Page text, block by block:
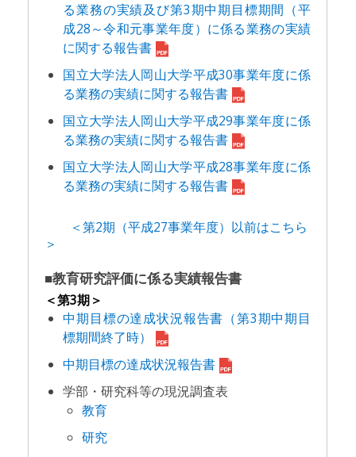
る業務の実績及び第3期中期目標期間（平
成28～令和元事業年度）に係る業務の実績
に関する報告書
国立大学法人岡山大学平成30事業年度に係
る業務の実績に関する報告書
国立大学法人岡山大学平成29事業年度に係
る業務の実績に関する報告書
国立大学法人岡山大学平成28事業年度に係
る業務の実績に関する報告書
＜第2期（平成27事業年度）以前はこちら
＞
■教育研究評価に係る実績報告書
＜第3期＞
中期目標の達成状況報告書（第3期中期目
標期間終了時）
中期目標の達成状況報告書
学部・研究科等の現況調査表
教育
研究